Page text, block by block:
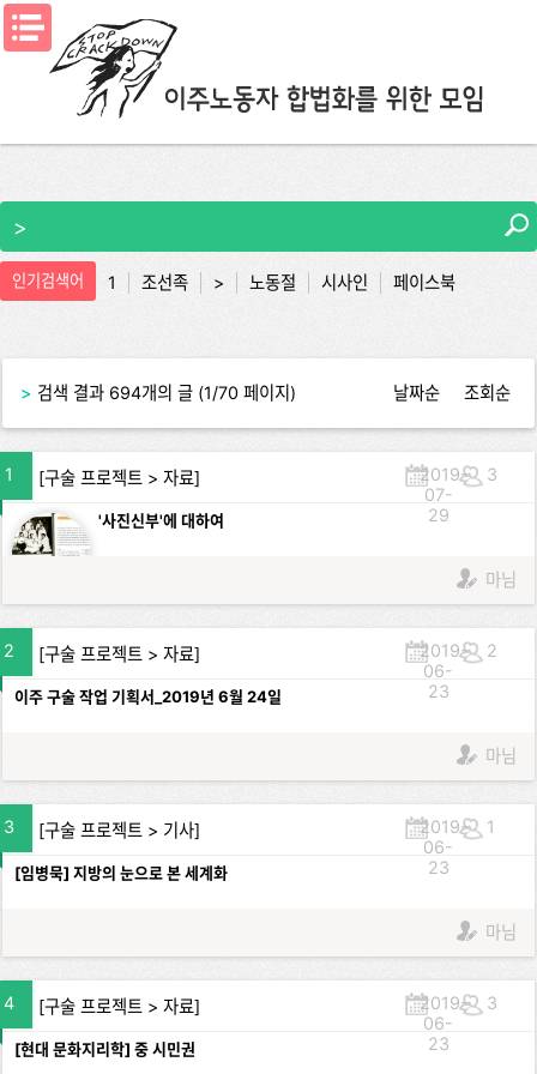
메뉴열기
인기검색어 1 조선족 > 노동절 시사인
페이스북
> 검색 결과 694개의 글 (1/70 페이지) 날짜순 조회순
3
2019-
07-
29
1 [구술 프로젝트 >자료]
'사진신부'에 대하여
마님
2
2019-
06-
23
2 [구술 프로젝트 >자료]
이주 구술 작업 기획서_2019년 6월 24일
마님
1
2019-
06-
23
3 [구술 프로젝트 > 기사]
[임병묵] 지방의 눈으로 본 세계화
마님
3
2019-
06-
23
4 [구술 프로젝트 >자료]
[현대 문화지리학] 중 시민권